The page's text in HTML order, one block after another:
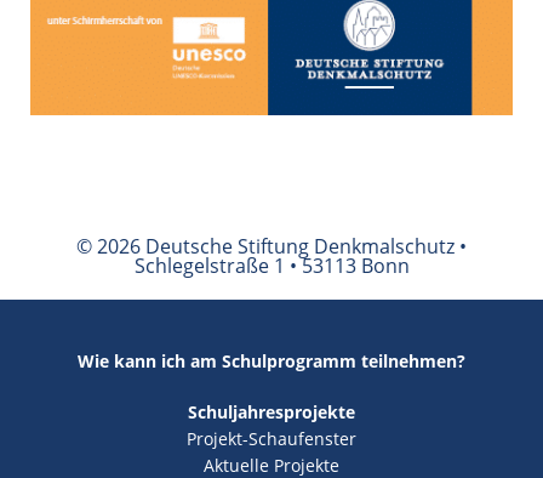
© 2026 Deutsche Stiftung Denkmalschutz •
Schlegelstraße 1 • 53113 Bonn
Wie kann ich am Schulprogramm teilnehmen?
Schuljahresprojekte
Projekt-Schaufenster
Aktuelle Projekte